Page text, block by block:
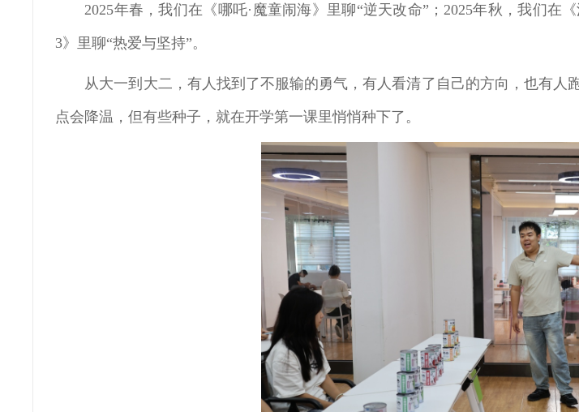
2025年春，我们在《哪吒·魔童闹海》里聊“逆天改命”；2025年秋，我们在
3》里聊“热爱与坚持”。
从大一到大二，有人找到了不服输的勇气，有人看清了自己的方向，也有
点会降温，但有些种子，就在开学第一课里悄悄种下了。